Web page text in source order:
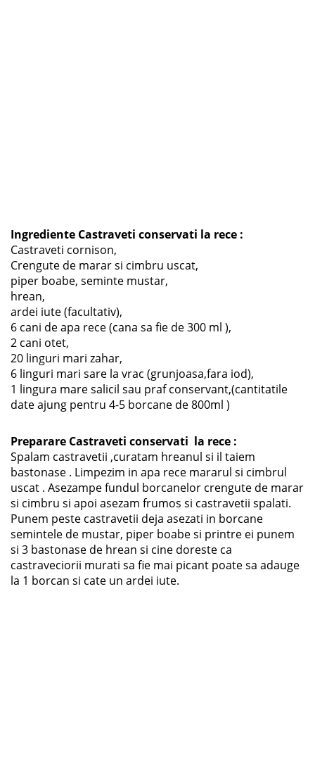
Ingrediente Castraveti conservati la rece :
Castraveti cornison,
Crengute de marar si cimbru uscat,
piper boabe, seminte mustar,
hrean,
ardei iute (facultativ),
6 cani de apa rece (cana sa fie de 300 ml ),
2 cani otet,
20 linguri mari zahar,
6 linguri mari sare la vrac (grunjoasa,fara iod),
1 lingura mare salicil sau praf conservant,(cantitatile
date ajung pentru 4-5 borcane de 800ml )
Preparare Castraveti conservati la rece :
Spalam castravetii ,curatam hreanul si il taiem
bastonase . Limpezim in apa rece mararul si cimbrul
uscat . Asezampe fundul borcanelor crengute de marar
si cimbru si apoi asezam frumos si castravetii spalati.
Punem peste castravetii deja asezati in borcane
semintele de mustar, piper boabe si printre ei punem
si 3 bastonase de hrean si cine doreste ca
castraveciorii murati sa fie mai picant poate sa adauge
la 1 borcan si cate un ardei iute.